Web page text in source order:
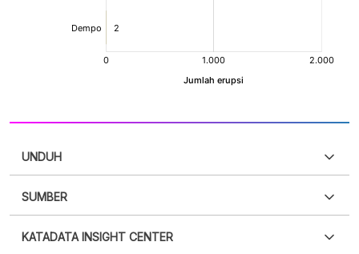
UNDUH
XLS
SUMBER
punya akun?Silakan Daftar sekarang
KATADATA INSIGHT CENTER